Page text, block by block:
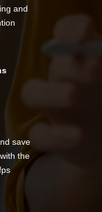
and
save
the